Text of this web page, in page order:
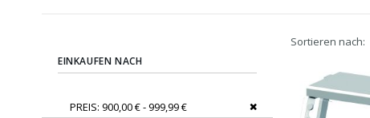
Sortieren nach
EINKAUFEN NACH
PREIS 900,00 € - 999,99 €
Dies entfernen